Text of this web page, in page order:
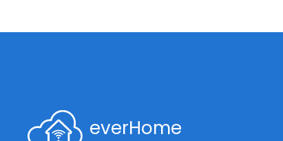
everHome